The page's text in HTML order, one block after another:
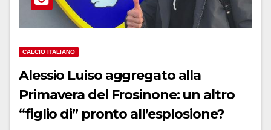
CALCIO ITALIANO
Alessio Luiso aggregato alla
Primavera del Frosinone: un altro
“figlio di” pronto all’esplosione?